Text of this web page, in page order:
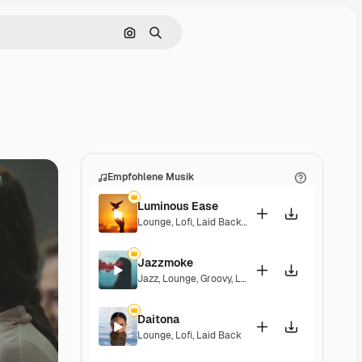
Nach Bild suchen
Suchen
Empfohlene Musik
Luminous Ease
Lounge, Lofi, Laid Back,Hopeful
Jazzmoke
Jazz, Lounge,Groovy, Laid Back Elegant
Daitona
Lounge, Lofi, Laid Back